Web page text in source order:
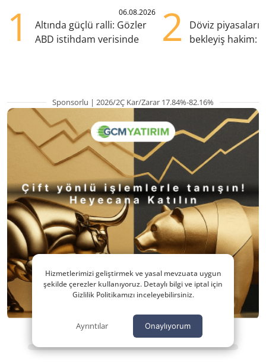
1 06.08.2026
Altında güçlü ralli: Gözler
ABD istihdam verisinde
2
Döviz
bekleyiş hakim:
Sponsorlu | 2026/2Ç Kar/Zarar 17.84%-82.16%
Hizmetlerimizi geliştirmek ve yasal mevzuata uygun
şekilde çerezler kullanıyoruz. Detaylı bilgi ve iptal için
Gizlilik Politikamızı inceleyebilirsiniz.
Ayrıntılar Onaylıyorum